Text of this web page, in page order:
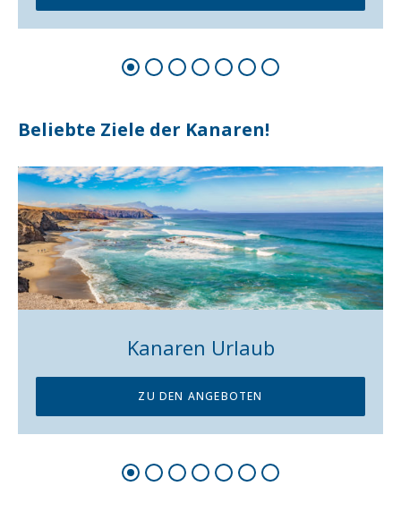
Balearen Urlaub
ZU DEN ANGEBOTEN
Beliebte Ziele für Ihre Städtereise nach
Spanien!